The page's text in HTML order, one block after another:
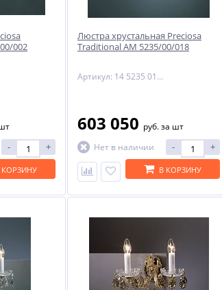
002
- +
КОРЗИНУ
Люстра хрустальная Preciosa
Traditional AM 5235/00/018
Артикул: 14 5235 018 06 11 00 28
603 050 руб.за шт
Нет в наличии
- +
В КОРЗИНУ